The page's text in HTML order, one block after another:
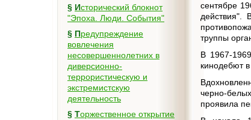
§ Исторический блокнот
"Эпоха. Люди. События"
§ Предупреждение
вовлечения
несовершеннолетних в
диверсионно-
террористическую и
экстремистскую
деятельность
§ Торжественное открытие
сентябре
действия".
труппы
В 1967-
кинодебют
черно-
проявила